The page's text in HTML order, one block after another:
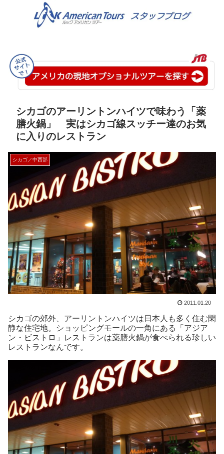
シカゴのアーリントンハイツで味わう「薬
膳火鍋」 実はシカゴ線スッチー達のお気
に入りのレストラン
シカゴ／中西部
2011.01.20
シカゴの郊外、アーリントンハイツは日本人も多く住む閑
静な住宅地。ショッピングモールの一角にある「アジア
ン・ビストロ」レストランは薬膳火鍋が食べられる珍しい
レストランなんです。